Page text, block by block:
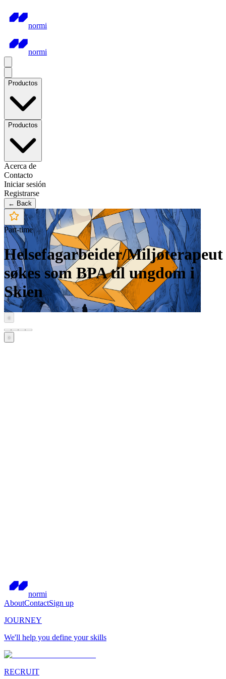
normi
normi
Productos
Productos
Acerca de
Contacto
Iniciar sesión
Registrarse
← Back
Part-time
Helsefagarbeider/Miljøterapeut
søkes som BPA til ungdom i
Skien
‹
›
normi
AboutContactSign up
JOURNEY
We'll help you define your skills
RECRUIT